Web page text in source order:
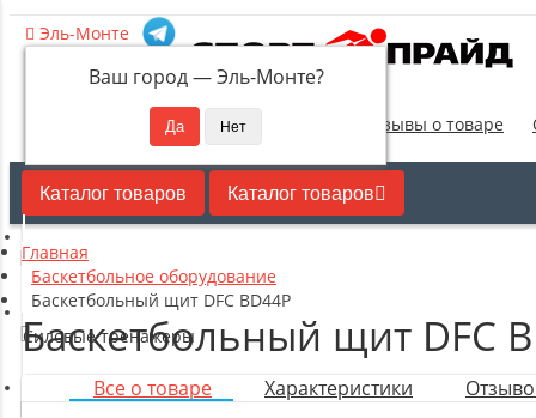
Эль-Монте
Ваш город —Эль-Монте?
Отзывы о товаре
Каталог товаров Каталог товаров
Кардиотренажеры
Силовые тренажеры
Главная
Баскетбольное оборудование
Баскетбольный щит DFC BD44P
Баскетбольный щит DFC
Все о товаре Характеристики